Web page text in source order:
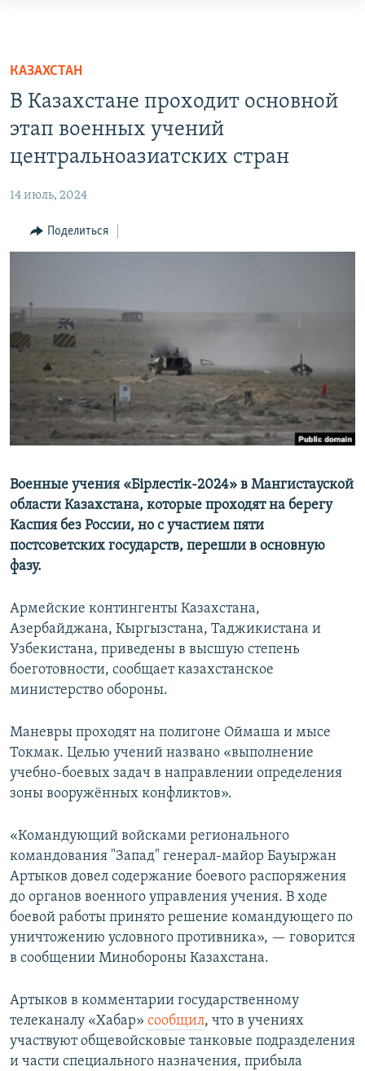
Вернуться
основному
содержанию
главной
Вернутся
ПОДПИСКА
КОНТАКТЫ
RFE/RL ДИРЕКТ
НАСТОЯЩЕЕ ВРЕМЯ
КАЗАХСТАН
В Казахстане проходит основной
этап военных учений
центральноазиатских стран
14 июль, 2024
Поделиться
Военные учения «Бірлестік-2024» в Мангистауской
области Казахстана, которые проходят на берегу
Каспия без России, но с участием пяти
постсоветских государств, перешли в основную
фазу.
Армейские контингенты Казахстана,
Азербайджана, Кыргызстана, Таджикистана и
Узбекистана, приведены в высшую степень
боеготовности, сообщает казахстанское
министерство обороны.
Маневры проходят на полигоне Оймаша и мысе
Токмак. Целью учений названо «выполнение
учебно-боевых задач в направлении определения
зоны вооружённых конфликтов».
«Командующий войсками регионального
командования "Запад" генерал-майор Бауыржан
Артыков довел содержание боевого распоряжения
до органов военного управления учения. В ходе
боевой работы принято решение командующего по
уничтожению условного противника», — говорится
в сообщении Минобороны Казахстана.
Артыков в комментарии государственному
телеканалу «Хабар» сообщил, что в учениях
участвуют общевойсковые танковые подразделения
и части специального назначения, прибыла